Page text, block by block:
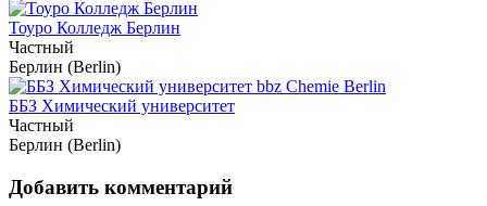
Тоуро Колледж Берлин
Частный
Берлин (Berlin)
ББЗ Химический университет
Частный
Берлин (Berlin)
Добавить комментарий